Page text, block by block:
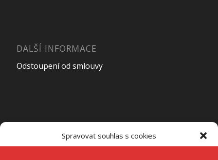
Spravovat souhlas s cookies
DALŠÍ INFORMACE
Odstoupení od smlouvy
Pondělí – Pátek7:00 – 15:00